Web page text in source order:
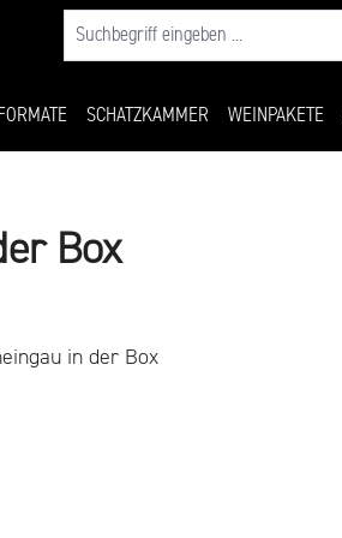
SCHATZKAMMER WEINPAKETE
Box